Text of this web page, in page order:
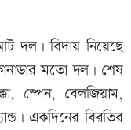
দল। বিদায় নিয়েছে
মতো দল। শেষ
স্পেন, বেলজিয়াম,
একদিনের বিরতির